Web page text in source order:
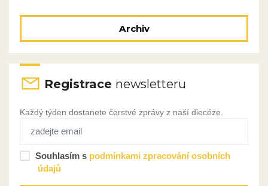
Archiv
Registrace newsletteru
Každý týden dostanete čerstvé zprávy z naší diecéze.
Souhlasím s podmínkami zpracování osobních
údajů